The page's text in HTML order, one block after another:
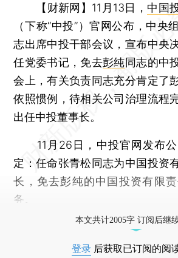
【财新网】 11月13日， 中国
（下称“中投”）官网公布，中央
志出席中投干部会议，宣布中央
任党委书记，免去彭纯同志的中
会上，有关负责同志充分肯定了
依照惯例，待相关公司治理流程
出任中投董事长。
11月26日，中投官网发布公
定：任命张青松同志为中国投资
长，免去彭纯的中国投资有限
务。
本文共计2005字 订阅后继
登录 后获取已订阅的阅